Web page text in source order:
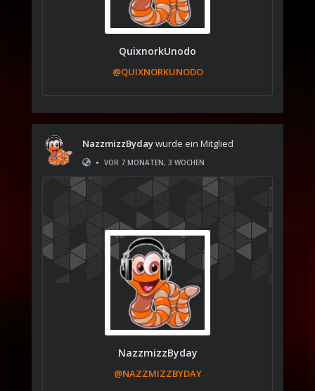
QuixnorkUnodo
@QUIXNORKUNODO
NazzmizzBydaywurde ein Mitglied
• VOR 7 MONATEN, 3 WOCHEN
NazzmizzByday
@NAZZMIZZBYDAY